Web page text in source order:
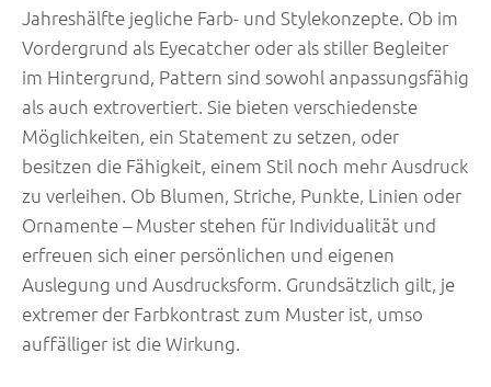
Jahreshälfte jegliche Farb- und Stylekonzepte. Ob im
Vordergrund als Eyecatcher oder als stiller Begleiter
im Hintergrund, Pattern sind sowohl anpassungsfähig
als auch extrovertiert. Sie bieten verschiedenste
Möglichkeiten, ein Statement zu setzen, oder
besitzen die Fähigkeit, einem Stil noch mehr Ausdruck
zu verleihen. Ob Blumen, Striche, Punkte, Linien oder
Ornamente – Muster stehen für Individualität und
erfreuen sich einer persönlichen und eigenen
Auslegung und Ausdrucksform. Grundsätzlich gilt, je
extremer der Farbkontrast zum Muster ist, umso
auffälliger ist die Wirkung.